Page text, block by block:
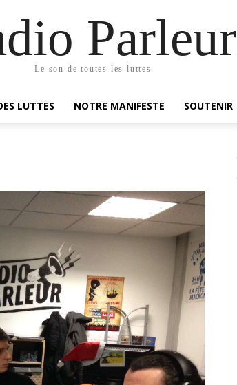
Parleur
Le son de toutes les luttes
LUTTES NOTRE MANIFESTE SOUTENIR